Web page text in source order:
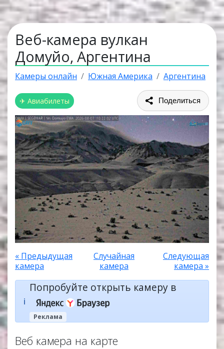
Веб-камера вулкан
Домуйо, Аргентина
Камеры онлайн Южная Америка Аргентина
✈ Авиабилеты Поделиться
« Предыдущая
камера
Случайная
камера
Следующая
камера »
ℹ️
Попробуйте открыть камеру в
Реклама
Веб камера на карте